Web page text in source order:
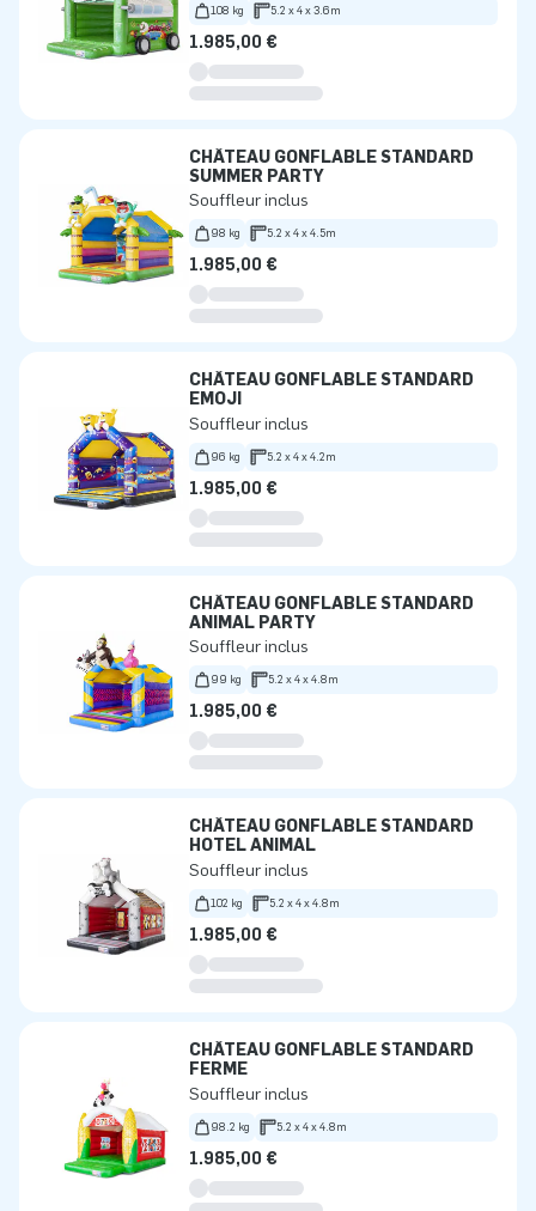
108 kg 5.2 x 4 x 3.6m
1.985,00 €
CHÂTEAU GONFLABLE STANDARD
SUMMER PARTY
Souffleur inclus
98 kg 5.2 x 4 x 4.5m
1.985,00 €
CHÂTEAU GONFLABLE STANDARD
EMOJI
Souffleur inclus
96 kg 5.2 x 4 x 4.2m
1.985,00 €
CHÂTEAU GONFLABLE STANDARD
ANIMAL PARTY
Souffleur inclus
99 kg 5.2 x 4 x 4.8m
1.985,00 €
CHÂTEAU GONFLABLE STANDARD
HOTEL ANIMAL
Souffleur inclus
102 kg 5.2 x 4 x 4.8m
1.985,00 €
CHÂTEAU GONFLABLE STANDARD
FERME
Souffleur inclus
98.2 kg 5.2 x 4 x 4.8m
1.985,00 €